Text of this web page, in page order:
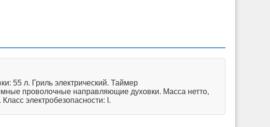
55 л. Гриль электрический. Таймер
проволочные направляющие духовки. Масса нетто,
электробезопасности: I.